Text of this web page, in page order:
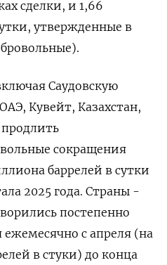
сделки, и 1,66
утвержденные в
Саудовскую
Кувейт, Казахстан,
сокращения
баррелей в сутки
2025 года. Страны -
постепенно
ежемесячно с апреля (на
в стуки) до конца